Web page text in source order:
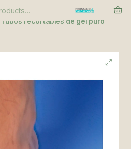
Tubos recortables de gel puro